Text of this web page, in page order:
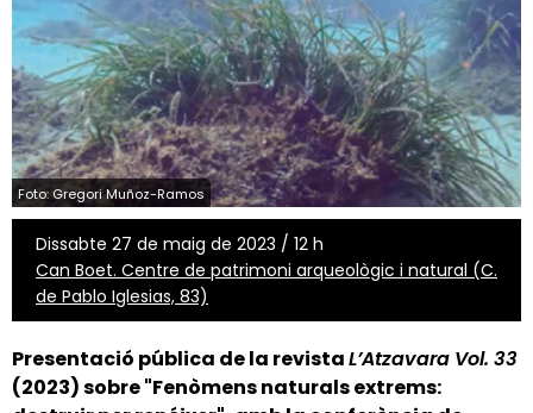
Foto: Gregori Muñoz-Ramos
Dissabte 27 de maig de 2023 / 12 h
Can Boet. Centre de patrimoni arqueològic i natural (C.
de Pablo Iglesias, 83)
Presentació pública de la revistaL’Atzavara Vol. 33
(2023) sobre "Fenòmens naturals extrems: